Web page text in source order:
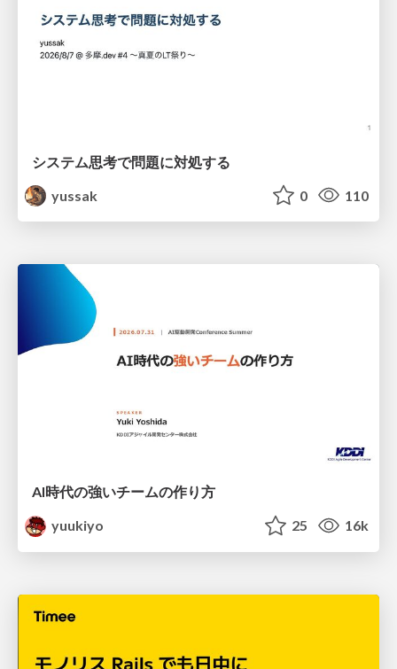
システム思考で問題に対処する
yussak
0 110
AI時代の強いチームの作り方
yuukiyo
25 16k